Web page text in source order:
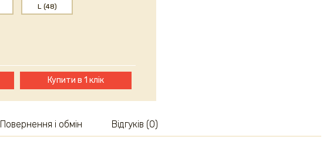
L (48)
Купити в 1 клік
Повернення і обмін Відгуків (0)